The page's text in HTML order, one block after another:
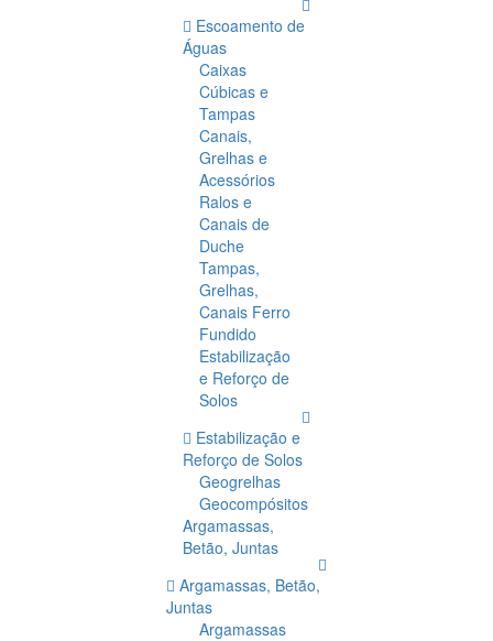
Escoamento de
Águas
Caixas
Cúbicas e
Tampas
Canais,
Grelhas e
Acessórios
Ralos e
Canais de
Duche
Tampas,
Grelhas,
Canais Ferro
Fundido
Estabilização
e Reforço de
Solos
Estabilização e
Reforço de Solos
Geogrelhas
Geocompósitos
Argamassas,
Betão, Juntas
Argamassas, Betão,
Juntas
Argamassas